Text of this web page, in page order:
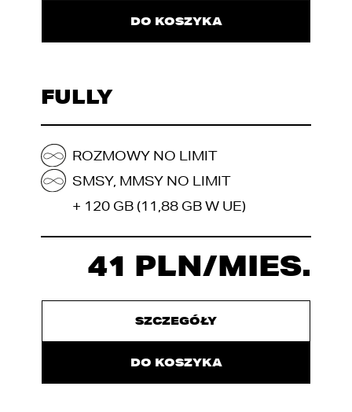
DO KOSZYKA
FULLY
ROZMOWY NO LIMIT
SMSY, MMSY NO LIMIT
+ 120 GB (11,88 GB W UE)
41 PLN/MIES.
SZCZEGÓŁY
DO KOSZYKA